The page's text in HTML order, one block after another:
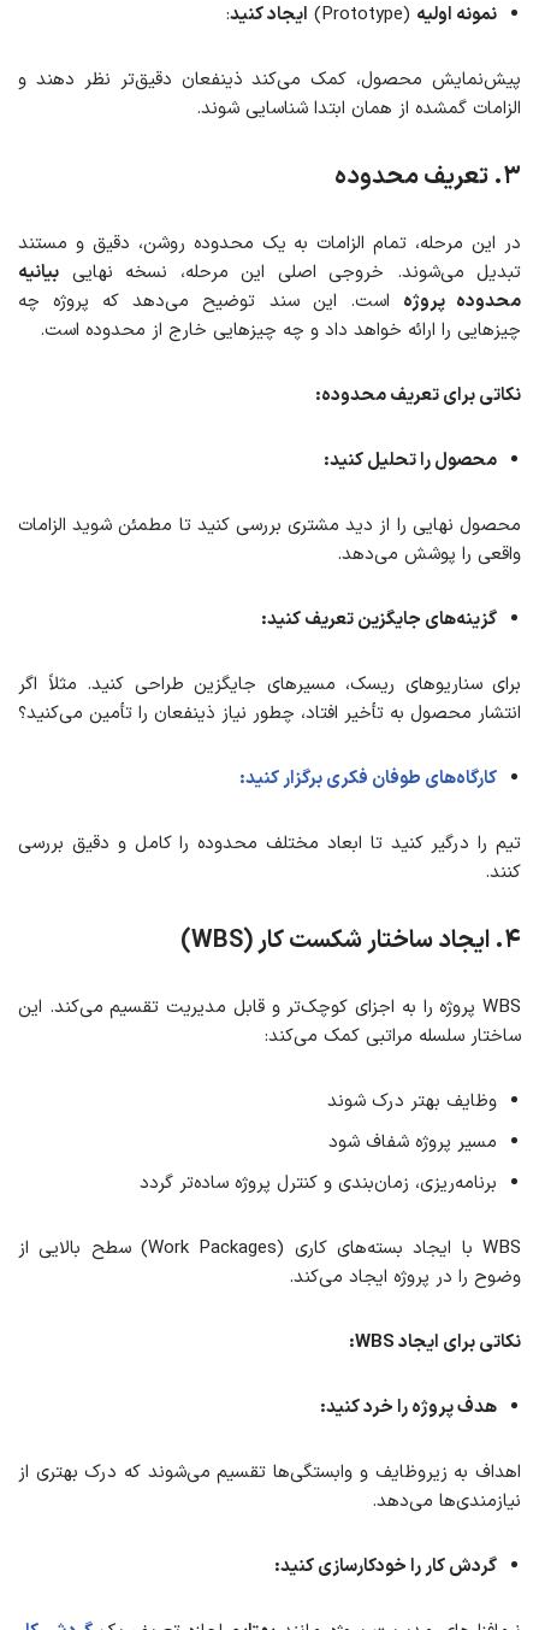
نمونه اولیه (Prototype) ایجاد کنید:
پیش‌نمایش محصول، کمک می‌کند ذینفعان دقیق‌تر نظر دهند و
الزامات گمشده از همان ابتدا شناسایی شوند.
۳. تعریف محدوده
در این مرحله، تمام الزامات به یک محدوده روشن، دقیق و مستند
تبدیل می‌شوند. خروجی اصلی این مرحله، نسخه نهایی بیانیه
محدوده پروژه است. این سند توضیح می‌دهد که پروژه چه
چیزهایی را ارائه خواهد داد و چه چیزهایی خارج از محدوده است.
نکاتی برای تعریف محدوده:
محصول راتحلیلکنید:
محصول نهایی را از دید مشتری بررسی کنید تا مطمئن شوید الزامات
واقعی را پوشش می‌دهد.
گزینه‌های جایگزین تعریف کنید:
برای سناریوهای ریسک، مسیرهای جایگزین طراحی کنید. مثلاً اگر
انتشار محصول به تأخیر افتاد، چطور نیاز ذینفعان را تأمین می‌کنید؟
کارگاه‌های طوفان فکری برگزار کنید:
تیم را درگیر کنید تا ابعاد مختلف محدوده را کامل و دقیق بررسی
کنند.
۴. ایجاد ساختار شکست کار (WBS)
WBS پروژه را به اجزای کوچک‌تر و قابل مدیریت تقسیم می‌کند. این
ساختار سلسله‌ مراتبی کمک می‌کند:
وظایف بهتر درک شوند
مسیر پروژه شفاف شود
برنامه‌ریزی، زمان‌بندی و کنترل پروژه ساده‌تر گردد
WBS با ایجاد بسته‌های کاری (Work Packages) سطح بالایی از
وضوح را در پروژه ایجاد می‌کند.
نکاتی برای ایجاد
هدف پروژه را خرد کنید:
اهداف به زیروظایف و وابستگی‌ها تقسیم می‌شوند که درک بهتری از
نیازمندی‌ها می‌دهد.
گردش کار راخودکارسازیکنید: